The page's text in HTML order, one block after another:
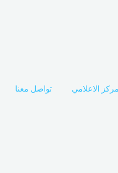
الاعلامي تواصل معنا